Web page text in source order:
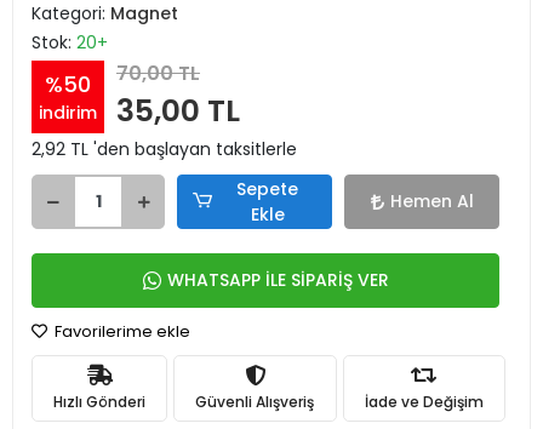
Kategori: Magnet
Stok: 20+
%50
indirim
70,00 TL
35,00 TL
2,92 TL 'den başlayan taksitlerle
Sepete
Ekle
Hemen Al
WHATSAPP İLE SİPARİŞ VER
Favorilerime ekle
Hızlı Gönderi Güvenli Alışveriş İade ve Değişim